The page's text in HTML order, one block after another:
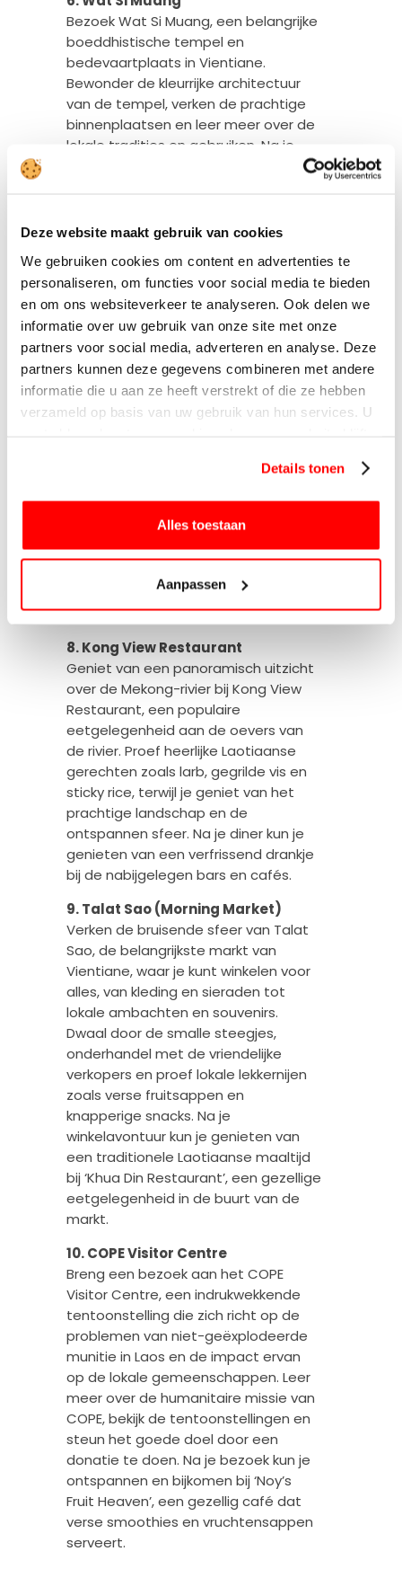
Deze website maakt gebruik van cookies
We gebruiken cookies om content en advertenties te
personaliseren, om functies voor social media te bieden
en om ons websiteverkeer te analyseren. Ook delen we
informatie over uw gebruik van onze site met onze
partners voor social media, adverteren en analyse. Deze
partners kunnen deze gegevens combineren met andere
informatie die u aan ze heeft verstrekt of die ze hebben
verzameld op basis van uw gebruik van hun services. U
Details tonen
Alles toestaan
Aanpassen
Bezoek Wat Si Muang, een belangrijke
boeddhistische tempel en
bedevaartplaats in Vientiane.
Bewonder de kleurrijke architectuur
van de tempel, verken de prachtige
binnenplaatsen en leer meer over de
lokale tradities en gebruiken. Na je
dat gespecialiseerd is in heerlijke
7. Buddha Park (Xieng Khuan)
Maak een dagtocht naar het
nabijgelegen Buddha Park, een
fascinerende verzameling
boeddhistische en hindoeïstische
beelden in een schilderachtige
omgeving aan de oever van de
uitzicht op de rivier en geniet van een
genieten van een smakelijke
Laotiaanse barbecue bij “Koua Khao
dat bekend staat om zijn gegrilde
gerechten.
8. Kong View Restaurant
Geniet van een panoramisch uitzicht
over de Mekong-rivier bij Kong View
Restaurant, een populaire
eetgelegenheid aan de oevers van
de rivier. Proef heerlijke Laotiaanse
gerechten zoals larb, gegrilde vis en
sticky rice, terwijl je geniet van het
prachtige landschap en de
ontspannen sfeer. Na je diner kun je
genieten van een verfrissend drankje
bij de nabijgelegen bars en cafés.
9. Talat Sao (Morning Market)
Verken de bruisende sfeer van Talat
Sao, de belangrijkste markt van
Vientiane, waar je kunt winkelen voor
alles, van kleding en sieraden tot
lokale ambachten en souvenirs.
Dwaal door de smalle steegjes,
onderhandel met de vriendelijke
verkopers en proef lokale lekkernijen
zoals verse fruitsappen en
knapperige snacks. Na je
winkelavontuur kun je genieten van
een traditionele Laotiaanse maaltijd
bij ‘Khua Din Restaurant’, een gezellige
eetgelegenheid in de buurt van de
markt.
10. COPE Visitor Centre
Breng een bezoek aan het COPE
Visitor Centre, een indrukwekkende
tentoonstelling die zich richt op de
problemen van niet-geëxplodeerde
munitie in Laos en de impact ervan
op de lokale gemeenschappen. Leer
meer over de humanitaire missie van
COPE, bekijk de tentoonstellingen en
steun het goede doel door een
donatie te doen. Na je bezoek kun je
ontspannen en bijkomen bij ‘Noy’s
Fruit Heaven’, een gezellig café dat
verse smoothies en vruchtensappen
serveert.